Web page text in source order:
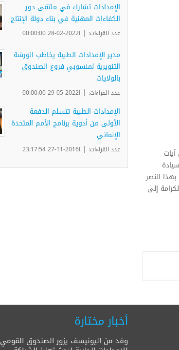
النصر
إلى
الإمدادات تشارك في ملتقى دور
الكفاءات المهنية في بناء دولة الإنتاج
عدد القراءات: | ا2022-02-28 00:00:00
مدير الإمدادات الطبية يخاطب الورشة
التنويرية لمنسوبي فروع الصندوق
بالولايات
عدد القراءات: | ا2022-05-29 00:00:00
الإمدادات الطبية تتسلم الدفعة
الأولى من أدوية برنامج الأمم المتحدة
الإنمائي
عدد القراءات: | ا2016-11-27 23:17:54
أخبار مختارة
وفد من اليونيسف يزور الصندوق القومي